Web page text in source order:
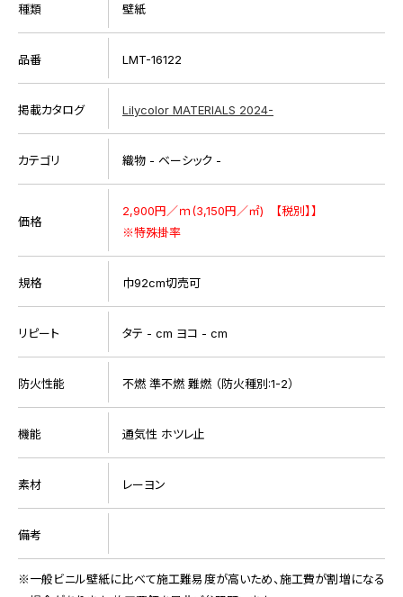
種類 壁紙
品番 LMT-16122
掲載カタログ Lilycolor MATERIALS 2024-
カテゴリ 織物 - ベーシック -
価格
2,900円／ｍ(3,150円／㎡) 【税別】】
※特殊掛率
規格 巾92cm切売可
リピート タテ - cm ヨコ - cm
防火性能 不燃 準不燃 難燃 （防火種別:1-2）
機能 通気性 ホツレ止
素材 レーヨン
備考
一般ビニル壁紙に比べて施工難易度が高いため、施工費が割増になる